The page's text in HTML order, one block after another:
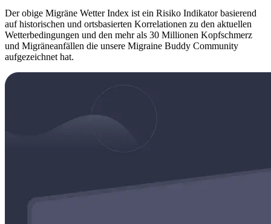
Der obige Migräne Wetter Index ist ein Risiko Indikator basierend
auf historischen und ortsbasierten Korrelationen zu den aktuellen
Wetterbedingungen und den mehr als 30 Millionen Kopfschmerz
und Migräneanfällen die unsere Migraine Buddy Community
aufgezeichnet hat.